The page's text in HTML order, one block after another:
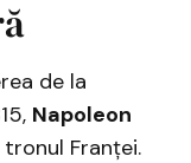
de la
Napoleon
tronul Franței.